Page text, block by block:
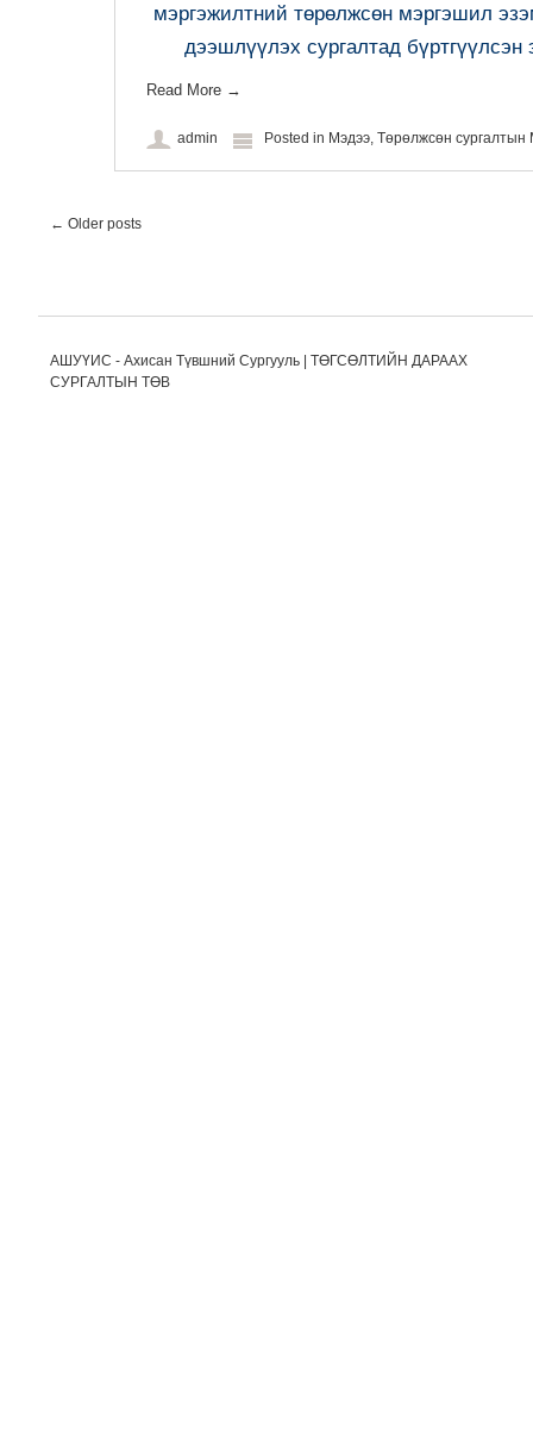
мэргэжилтний төрөлжсөн мэргэшил
дээшлүүлэх сургалтад бүртгүүлсэн
Read More →
admin Posted in Мэдээ, Төрөлжсөн
Post navigation
← Older posts
АШУҮИС - Ахисан Түвшний Сургууль | ТӨГСӨЛТИЙН ДАРААХ
СУРГАЛТЫН ТӨВ